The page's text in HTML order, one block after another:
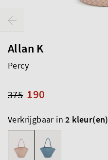
Allan K
Percy
190
375
Verkrijgbaar in2 kleur(en)